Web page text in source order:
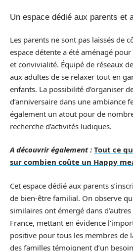
Un espace dédié aux parents et
Les parents ne sont pas laissés de
espace détente a été aménagé
et convivialité. Équipé de réseaux
aux adultes de se relaxer tout en
enfants. La possibilité d’organiser
d’anniversaire dans une ambiance
également un atout pour de
recherche d’activités ludiques.
A découvrir également : Tout ce
sur combien coûte un Happy
Cet espace dédié aux parents
de bien-être familial. On observe
similaires ont émergé dans
France, mettant en évidence
positive pour tous les membres de
des familles témoignent d’un